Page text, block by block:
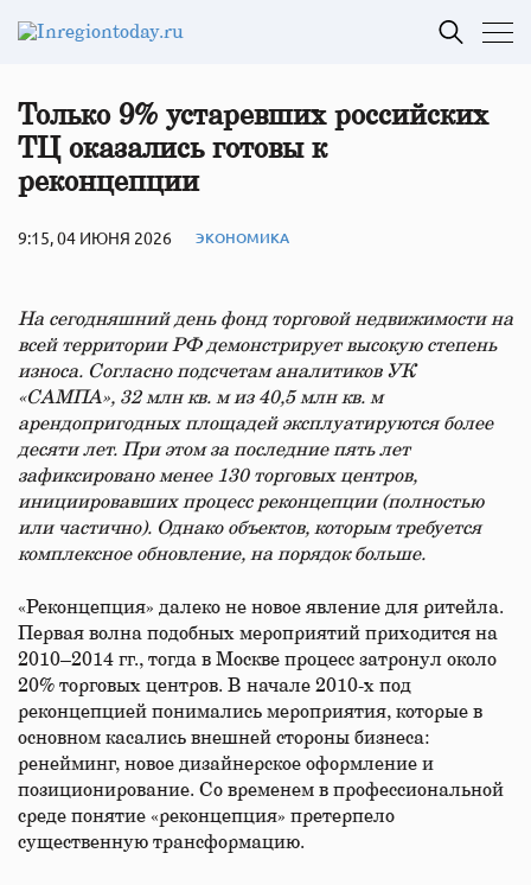
Только 9% устаревших российских
ТЦ оказались готовы к
реконцепции
9:15, 04 ИЮНЯ 2026 ЭКОНОМИКА
На сегодняшний день фонд торговой недвижимости на
всей территории РФ демонстрирует высокую степень
износа. Согласно подсчетам аналитиков УК
«САМПА», 32 млн кв. м из 40,5 млн кв. м
арендопригодных площадей эксплуатируются более
десяти лет. При этом за последние пять лет
зафиксировано менее 130 торговых центров,
инициировавших процесс реконцепции (полностью
или частично). Однако объектов, которым требуется
комплексное обновление, на порядок больше.
«Реконцепция» далеко не новое явление для ритейла.
Первая волна подобных мероприятий приходится на
2010–2014 гг., тогда в Москве процесс затронул около
20% торговых центров. В начале 2010-х под
реконцепцией понимались мероприятия, которые в
основном касались внешней стороны бизнеса:
ренейминг, новое дизайнерское оформление и
позиционирование. Со временем в профессиональной
среде понятие «реконцепция» претерпело
существенную трансформацию.